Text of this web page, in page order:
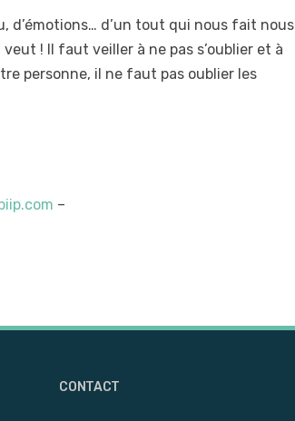
d’émotions… d’un tout qui nous fait nous
! Il faut veiller à ne pas s’oublier et à
personne, il ne faut pas oublier les
–
CONTACT